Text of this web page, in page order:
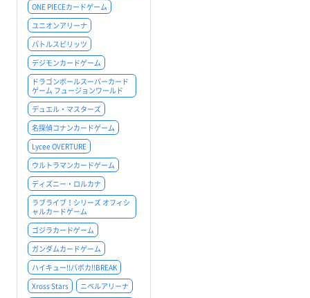
ONE PIECEカードゲーム
ユニオンアリーナ
バトルスピリッツ
デジモンカードゲーム
ドラゴンボールスーパーカード
ゲーム フュージョンワールド
デュエル・マスターズ
名探偵コナンカードゲーム
Lycee OVERTURE
ウルトラマンカードゲーム
ディズニー・ロルカナ
ラブライブ！シリーズ オフィシ
ャルカードゲーム
ゴジラカードゲーム
ガンダムカードゲーム
ハイキュー!!バボカ!!BREAK
Xross Stars
ニベルアリーナ